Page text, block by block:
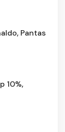
Pantas
10%,